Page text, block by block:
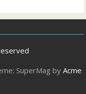
SuperMag byAcme